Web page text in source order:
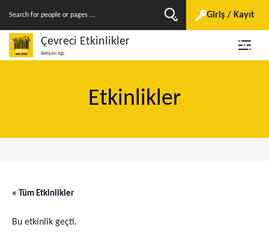
Giriş / Kayıt
Çevreci Etkinlikler
İletişim Ağı
Etkinlikler
« Tüm Etkinlikler
Bu etkinlik geçti.